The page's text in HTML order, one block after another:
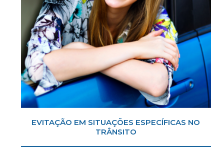
EVITAÇÃO EM SITUAÇÕES ESPECÍFICAS NO
TRÂNSITO